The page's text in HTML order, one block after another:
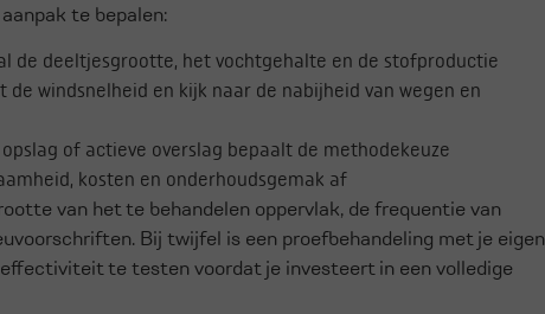
te bepalen:
de deeltjesgrootte, het vochtgehalte en de stofproductie
de windsnelheid en kijk naar de nabijheid van wegen en
of actieve overslag bepaalt de methodekeuze
kosten en onderhoudsgemak af
van het te behandelen oppervlak, de frequentie van
Bij twijfel is een proefbehandeling met je eigen
te testen voordat je investeert in een volledige